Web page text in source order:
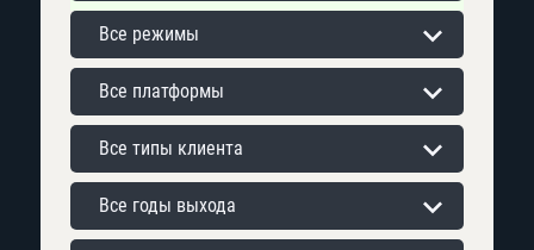
Все режимы
Все платформы
Все типы клиента
Все годы выхода